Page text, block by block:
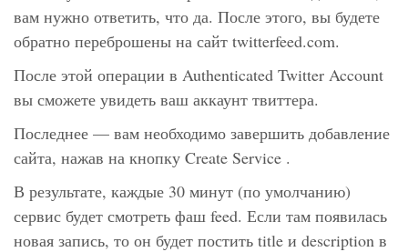
вам нужно ответить, что да. После этого, вы будете
обратно переброшены на сайт twitterfeed.com.
После этой операции в Authenticated Twitter Account
вы сможете увидеть ваш аккаунт твиттера.
Последнее — вам необходимо завершить добавление
сайта, нажав на кнопку Create Service .
В результате, каждые 30 минут (по умолчанию)
сервис будет смотреть фаш feed. Если там появилась
новая запись, то он будет постить title и description в